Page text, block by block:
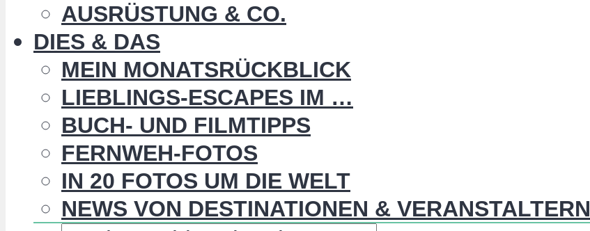
AUSRÜSTUNG & CO.
DIES & DAS
MEIN MONATSRÜCKBLICK
LIEBLINGS-ESCAPES IM …
BUCH- UND FILMTIPPS
FERNWEH-FOTOS
IN 20 FOTOS UM DIE WELT
NEWS VON DESTINATIONEN & VERANSTALTERN